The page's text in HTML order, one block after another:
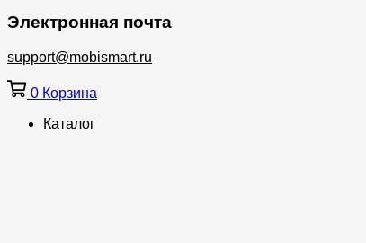
Электронная почта
support@mobismart.ru
0 Корзина
Каталог